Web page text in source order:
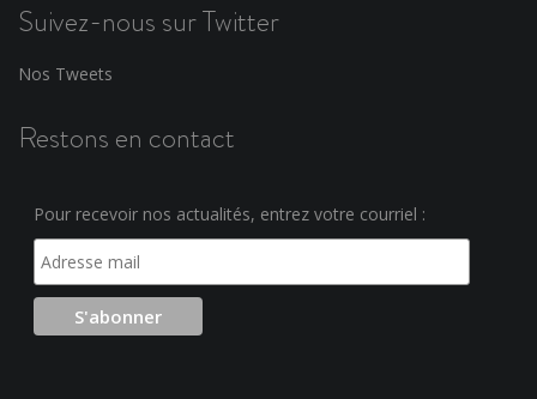
Suivez-nous sur Twitter
Nos Tweets
Restons en contact
Pour recevoir nos actualités, entrez votre courriel :